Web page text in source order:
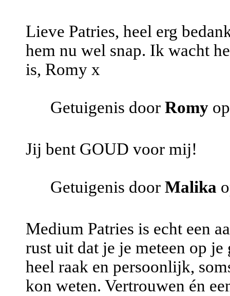
Lieve Patries, heel erg
hem nu wel snap. Ik wacht
is, Romy x
Getuigenis door Romy
Jij bent GOUD voor mij!
Getuigenis door Malika
Medium Patries is echt een
rust uit dat je je meteen op
heel raak en persoonlijk,
kon weten. Vertrouwen én